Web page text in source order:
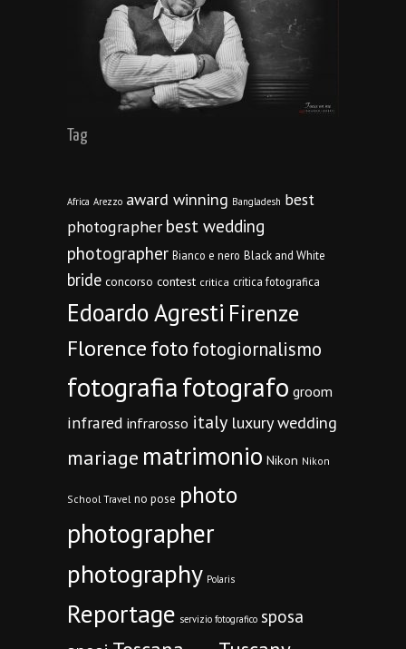
Tag
Africa Arezzo award winning Bangladesh best
photographer best wedding
photographer Bianco e nero Black and White
bride concorso contest critica critica fotografica
Edoardo Agresti Firenze
Florencefoto fotogiornalismo
fotografiafotografo groom
infrared infrarosso italy luxury wedding
mariage matrimonio Nikon Nikon
School Travel no pose photo
photographer
photography Polaris
Reportage servizio fotografico sposa